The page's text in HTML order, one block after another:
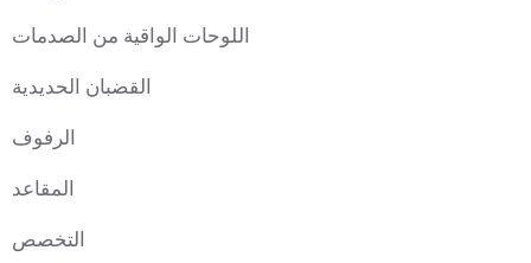
اللوحات الواقية من الصدمات
القضبان الحديدية
الرفوف
المقاعد
التخصص